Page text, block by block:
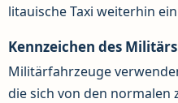
litauische Taxi weiterhin
Kennzeichen des Militärs
Militärfahrzeuge
die sich von den normalen